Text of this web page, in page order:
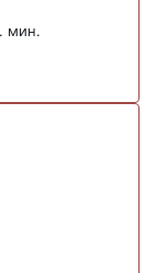
мин.